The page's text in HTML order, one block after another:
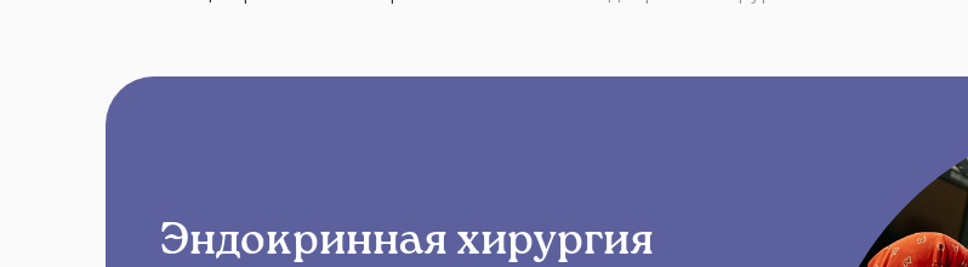
Эндокринная хирургия